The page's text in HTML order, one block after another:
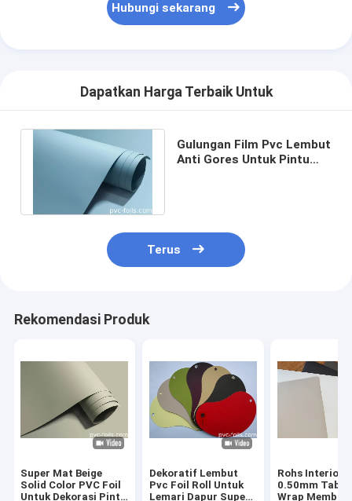
Hubungi sekarang
Dapatkan Harga Terbaik Untuk
Gulungan Film Pvc Lembut
Anti Gores Untuk Pintu
Terus
Rekomendasi Produk
Super Mat Beige
Solid Color PVC Foil
Untuk Dekorasi Pintu
Dekoratif Lembut
Pvc Foil Roll Untuk
Lemari Dapur Super
Rohs Interior
0.50mm Tabel
Wrap